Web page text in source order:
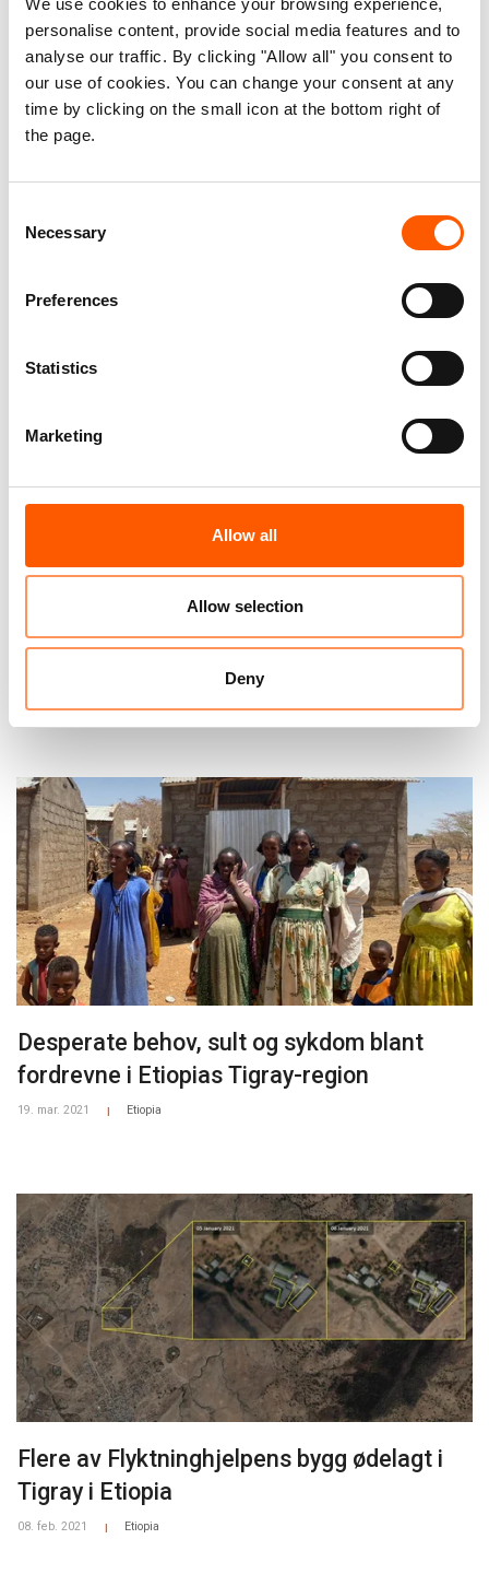
personalise content, provide social media features and to
analyse our traffic. By clicking "Allow all" you consent to
our use of cookies. You can change your consent at any
time by clicking on the small icon at the bottom right of
the page.
Selection
Necessary
Preferences
Statistics
Marketing
Allow all
Allow selection
Deny
operasjoner i Etiopia for tre måneder.
Suspensjonen ble i oktober forlenget med
ytterligere to måneder. Suspensjonen ble
offisielt opphevet i et brev sendt til
Flyktninghjelpen 3. januar 2022.
På tidspunktet for suspensjonen hadde
250.000 mennesker i Etiopia og hadde som
av året.
vann, husly, mat og rettshjelp til flyktninger
For mer informasjon, kontakt:
Karl Schembri, regional medierådgiver i
Nairobi, karl.schembri@nrc.no, +254 741 664
media@nrc.no, +47 905 62329
Relaterte nyheter
Desperate behov, sult og sykdom blant
fordrevne i Etiopias Tigray-region
19. mar. 2021 Etiopia
Flere av Flyktninghjelpens bygg ødelagt i
Tigray i Etiopia
08. feb. 2021 Etiopia